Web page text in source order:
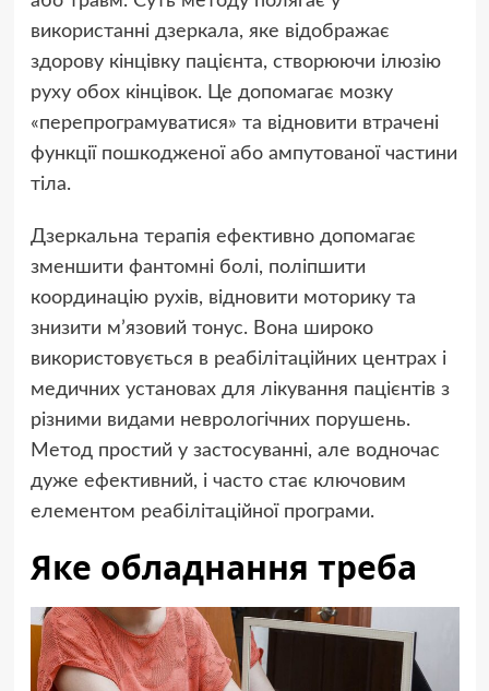
використанні дзеркала, яке відображає
здорову кінцівку пацієнта, створюючи ілюзію
руху обох кінцівок. Це допомагає мозку
«перепрограмуватися» та відновити втрачені
функції пошкодженої або ампутованої частини
тіла.
Дзеркальна терапія ефективно допомагає
зменшити фантомні болі, поліпшити
координацію рухів, відновити моторику та
знизити м’язовий тонус. Вона широко
використовується в реабілітаційних центрах і
медичних установах для лікування пацієнтів з
різними видами неврологічних порушень.
Метод простий у застосуванні, але водночас
дуже ефективний, і часто стає ключовим
елементом реабілітаційної програми.
Яке обладнання треба